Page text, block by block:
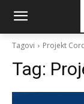
Tagovi Projekt
Tag: